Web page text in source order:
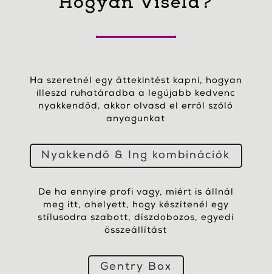
Ha szeretnél egy áttekintést kapni, hogyan
illeszd ruhatáradba a legújabb kedvenc
nyakkendőd, akkor olvasd el erről szóló
anyagunkat
Nyakkendő & Ing kombinációk
De ha ennyire profi vagy, miért is állnál
meg itt, ahelyett, hogy készítenél egy
stílusodra szabott, díszdobozos, egyedi
összeállítást
Gentry Box